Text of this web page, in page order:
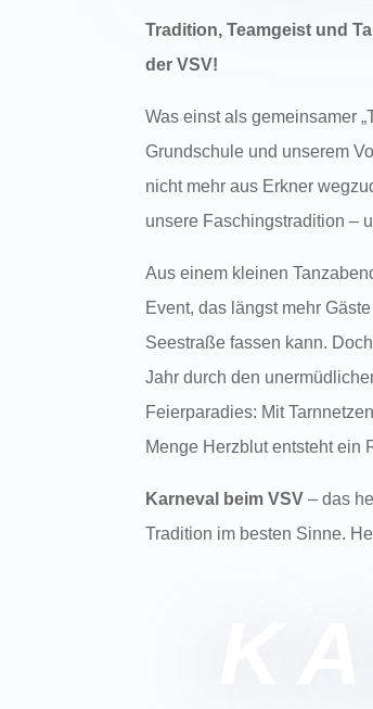
Tradition, Teamgeist und
der VSV!
Was einst als gemeinsamer
Grundschule und unserem
nicht mehr aus Erkner
unsere Faschingstradition –
Aus einem kleinen
Event, das längst mehr
Seestraße fassen kann.
Jahr durch den
Feierparadies: Mit
Menge Herzblut entsteht ein
Karneval beim VSV – das
Tradition im besten Sinne.